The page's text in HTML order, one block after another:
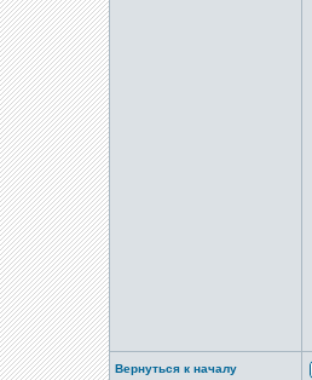
Вернуться к началу